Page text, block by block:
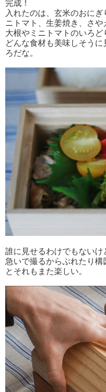
完成！
入れたのは、玄米のおに
ニトマト、生姜焼き、さや
大根やミニトマトのいろど
どんな食材も美味しそう
ろだな。
誰に見せるわけでもないけ
急いで撮るからぶれたり
とそれもまた楽しい。